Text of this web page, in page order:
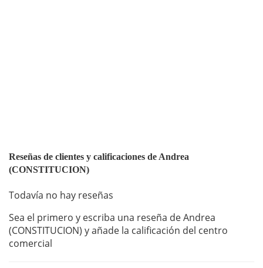
Reseñas de clientes y calificaciones de Andrea
(CONSTITUCION)
Todavía no hay reseñas
Sea el primero y escriba una reseña de Andrea
(CONSTITUCION) y añade la calificación del centro
comercial